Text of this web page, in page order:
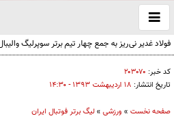
باز
و
فولاد غدیر نی‌ریز به جمع چهار تیم برتر سوپرلیگ
کد خبر: ۲۰۳۰۷۰
تاریخ انتشار: ۱۸ ارديبهشت ۱۳۹۳ - ۱۴:۳۰
صفحه نخست »ورزشی »لیگ برتر فوتبال ایران